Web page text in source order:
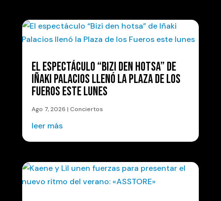
EL ESPECTÁCULO “BIZI DEN HOTSA” DE
IÑAKI PALACIOS LLENÓ LA PLAZA DE LOS
FUEROS ESTE LUNES
Ago 7, 2026 | Conciertos
leer más